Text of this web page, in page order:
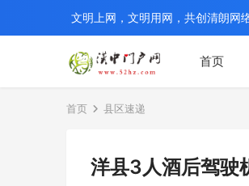
首页
文明上网，文明用网，共创清朗网
首页 县区速递
洋县3人酒后驾驶